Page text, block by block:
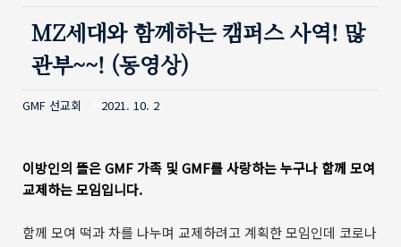
MZ세대와 함께하는 캠퍼스 사역! 많
관부~~! (동영상)
GMF 선교회 2021. 10. 2
이방인의 뜰은 GMF 가족 및 GMF를 사랑하는 누구나 함께 모여
교제하는 모임입니다.
함께 모여 떡과 차를 나누며 교제하려고 계획한 모임인데 코로나